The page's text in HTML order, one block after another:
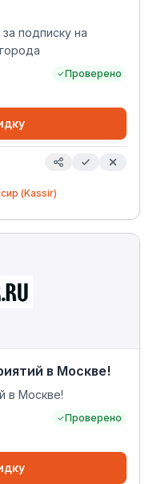
подписку на
Проверено
(Kassir)
в Москве!
в Москве!
Проверено